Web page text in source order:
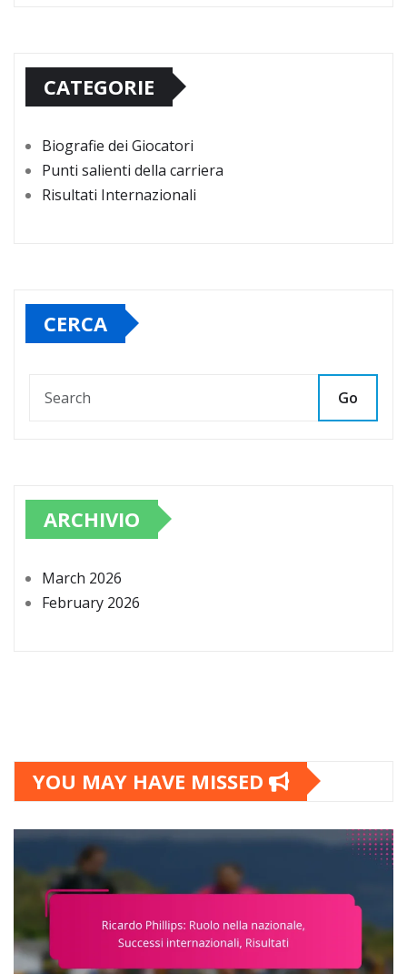
CATEGORIE
Biografie dei Giocatori
Punti salienti della carriera
Risultati Internazionali
CERCA
Go
ARCHIVIO
March 2026
February 2026
YOU MAY HAVE MISSED